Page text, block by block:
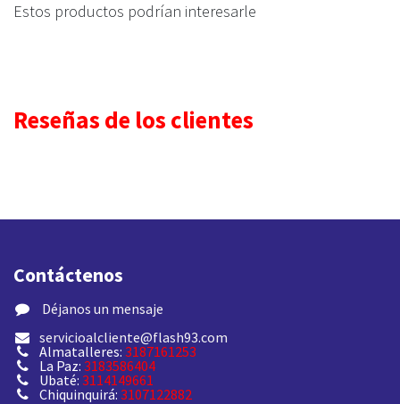
Estos productos podrían interesarle
Reseñas de los clientes
Contáctenos
​ Déjanos un mensaje
servicioalcliente@flash93.com
Almatalleres: 3187161253
La Paz: 3183586404
Ubaté: 3114149661
Chiquinquirá: 3107122882